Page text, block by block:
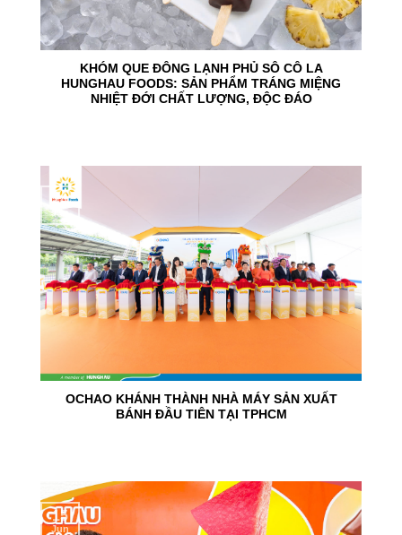
KHÓM QUE ĐÔNG LẠNH PHỦ SÔ CÔ LA
HUNGHAU FOODS: SẢN PHẨM TRÁNG MIỆNG
NHIỆT ĐỚI CHẤT LƯỢNG, ĐỘC ĐÁO
OCHAO KHÁNH THÀNH NHÀ MÁY SẢN XUẤT
BÁNH ĐẦU TIÊN TẠI TPHCM
24
Jun
15
Jun